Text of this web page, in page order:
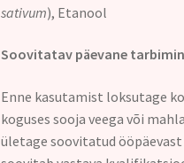
sativum), Etanool
Soovitatav päevane
Enne kasutamist loksutage
koguses sooja veega või
ületage soovitatud